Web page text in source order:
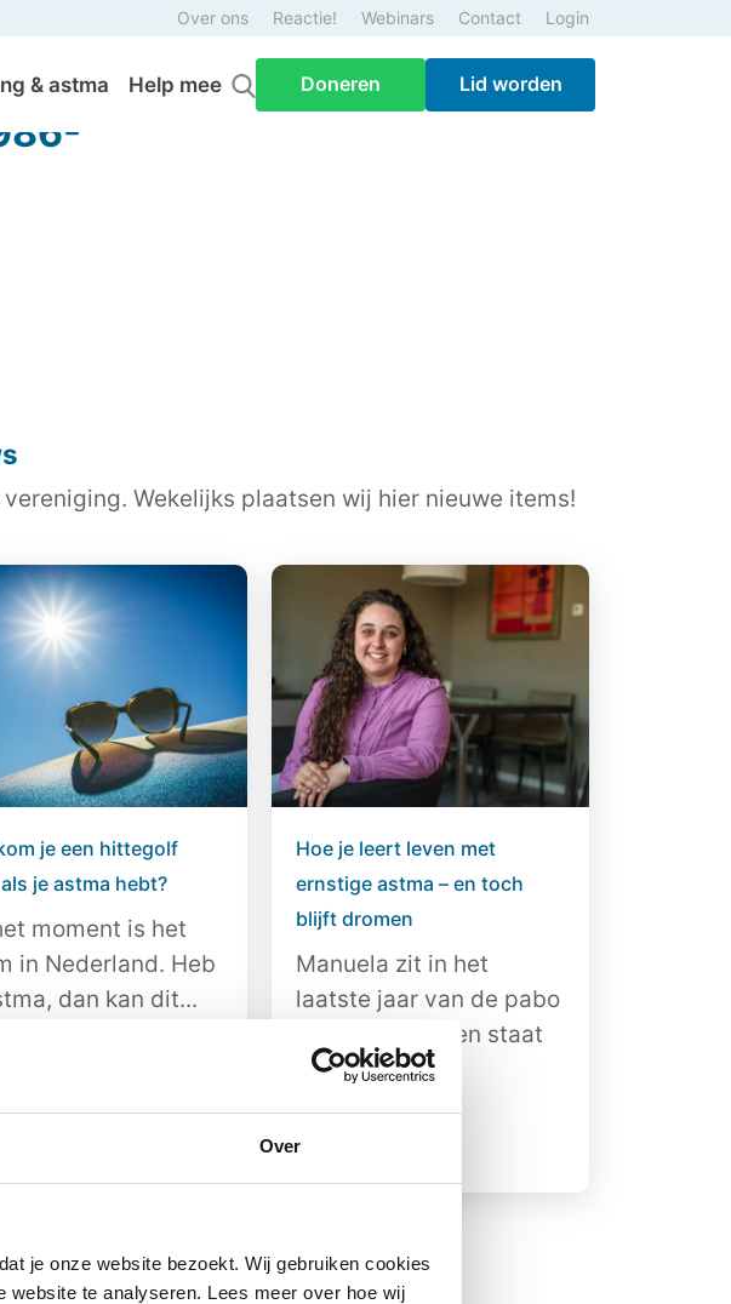
Over
je onze website bezoekt. Wij gebruiken cookies
te analyseren. Lees meer over hoe wij
Over ons Reactie! Webinars Contact Login
& astma Help mee Doneren Lid worden
Wekelijks plaatsen wij hier nieuwe items!
je een hittegolf
je astma hebt?
moment is het
in Nederland. Heb
dan kan dit...
Hoe je leert leven met
ernstige astma – en toch
blijft dromen
Manuela zit in het
laatste jaar van de pabo
in Amsterdam en staat
het...
Lees meer